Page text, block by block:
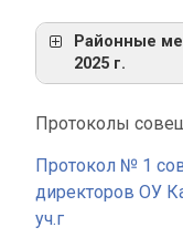
Районные
2025 г.
Протоколы
Протокол № 1
директоров ОУ
уч.г